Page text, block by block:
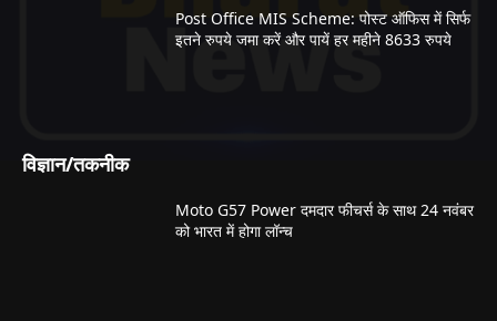
Post Office MIS Scheme: पोस्ट ऑफिस में सिर्फ
इतने रुपये जमा करें और पायें हर महीने 8633 रुपये
विज्ञान/तकनीक
Moto G57 Power दमदार फीचर्स के साथ 24 नवंबर
को भारत में होगा लॉन्च